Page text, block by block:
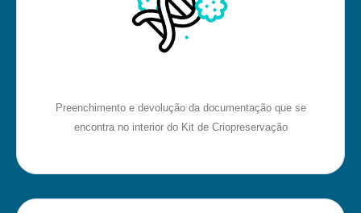
Preenchimento e devolução da documentação que se
encontra no interior do Kit de Criopreservação